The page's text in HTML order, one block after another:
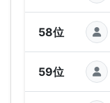
58位
59位